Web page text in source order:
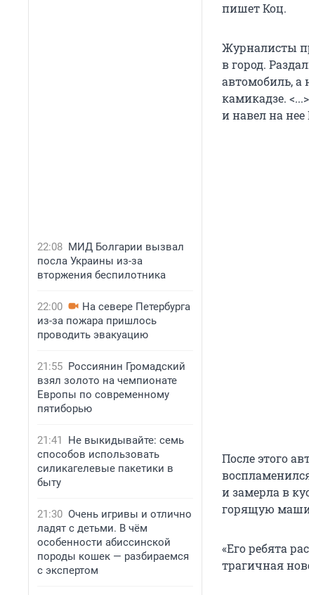
22:08 МИД Болгарии вызвал
посла Украины из-за
вторжения беспилотника
22:00
На севере Петербурга
из-за пожара пришлось
проводить эвакуацию
21:55 Россиянин Громадский
взял золото на чемпионате
Европы по современному
пятиборью
21:41
Не выкидывайте: семь
способов использовать
силикагелевые пакетики в
быту
21:30 Очень игривы и отлично
ладят с детьми. В чём
особенности абиссинской
породы кошек — разбираемся
с экспертом
пишет Коц.
Журналисты
в город.
автомобиль, а
камикадзе.
и навел на нее
После этого
и замерла в
горящую
«Его ребята
трагичная